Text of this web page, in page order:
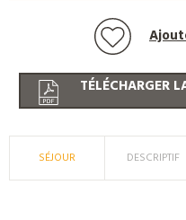
TÉLÉCHARGER
SÉJOUR DESCRIPTIF